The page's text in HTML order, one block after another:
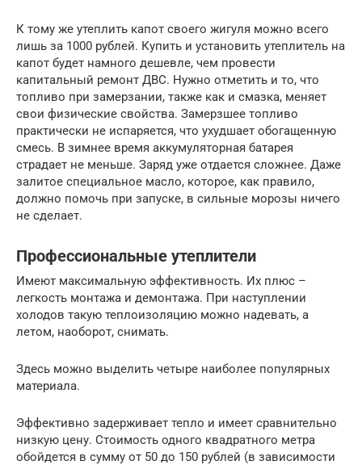
К тому же утеплить капот своего жигуля можно всего
лишь за 1000 рублей. Купить и установить утеплитель на
капот будет намного дешевле, чем провести
капитальный ремонт ДВС. Нужно отметить и то, что
топливо при замерзании, также как и смазка, меняет
свои физические свойства. Замерзшее топливо
практически не испаряется, что ухудшает обогащенную
смесь. В зимнее время аккумуляторная батарея
страдает не меньше. Заряд уже отдается сложнее. Даже
залитое специальное масло, которое, как правило,
должно помочь при запуске, в сильные морозы ничего
не сделает.
Профессиональные утеплители
Имеют максимальную эффективность. Их плюс –
легкость монтажа и демонтажа. При наступлении
холодов такую теплоизоляцию можно надевать, а
летом, наоборот, снимать.
Здесь можно выделить четыре наиболее популярных
материала.
Эффективно задерживает тепло и имеет сравнительно
низкую цену. Стоимость одного квадратного метра
обойдется в сумму от 50 до 150 рублей (в зависимости